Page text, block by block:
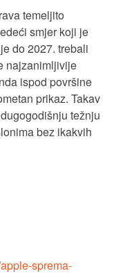
temeljito
smjer koji je
do 2027. trebali
najzanimljivije
ispod površine
prikaz. Takav
težnju
bez ikakvih
sprema-